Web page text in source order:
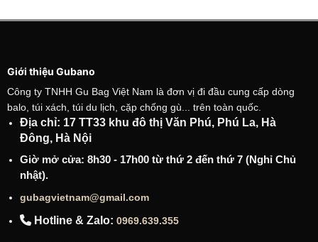
Giới thiệu Gubano
Công ty TNHH Gu Bag Việt Nam là đơn vị đi đầu cung cấp dòng
balo, túi xách, túi du lịch, cặp chống gù... trên toàn quốc.
Địa chỉ: 17 TT33 khu đô thị Văn Phú, Phú La, Hà
Đông, Hà Nội
Giờ mở cửa: 8h30 - 17h00 từ thứ 2 đến thứ 7 (Nghỉ Chủ
nhật).
gubagvietnam@gmail.com
Hotline & Zalo: 0969.639.355